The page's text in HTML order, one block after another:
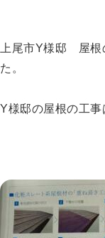
上尾市Y様邸 屋根
た。
Y様邸の屋根の工事